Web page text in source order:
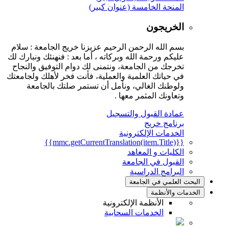
المنحة الخامسة (عنوان كبير)
الخريجون
بسم الله الرحمن الرحيم عزيزنا خريج الجامعة : سلام
عليكم ورحمة الله وبركاته ، أما بعد : فنهنئك ونبارك لك
تخرجك من الجامعة، ونتمنى لك دوام التوفيق والنجاح
في حياتك العلمية والعملية، فأنت فخر لأهلك ولجامعتك
ولوطنك الغالي، ونأمل أن تستمر صلتك بالجامعة
وتعاونك المثمر معها .
عمادة القبول والتسجيل
برنامج خريج
الخدمات الإلكترونية
{{mmc.getCurrentTranslation(item.Title)}}
الكليات و المعاهد
القبول في الجامعة
البرامج الدراسية
البحث العلمي في الجامعة
الخدمات والأنظمة
الأنظمة الإلكترونية
الخدمات السحابية